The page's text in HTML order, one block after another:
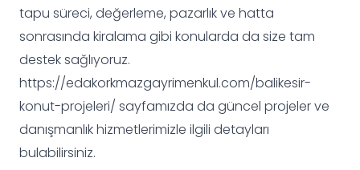
tapu süreci, değerleme, pazarlık ve hatta
sonrasında kiralama gibi konularda da size tam
destek sağlıyoruz.
https://edakorkmazgayrimenkul.com/balikesir-
konut-projeleri/ sayfamızda da güncel projeler ve
danışmanlık hizmetlerimizle ilgili detayları
bulabilirsiniz.